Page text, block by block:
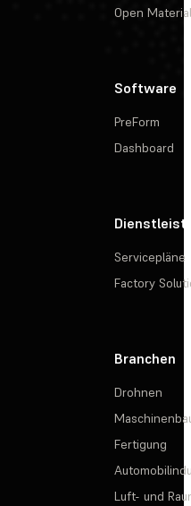
Open
Software
PreForm
Dashboard
Servicepläne
Factory
Branchen
Drohnen
Fertigung
Luft- und